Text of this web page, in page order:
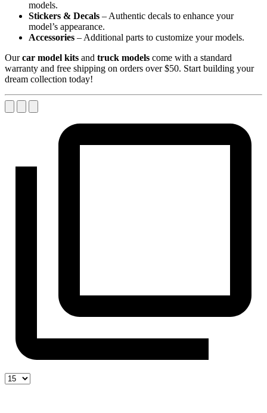
models.
Stickers & Decals – Authentic decals to enhance your
model’s appearance.
Accessories – Additional parts to customize your models.
Ourcar model kits and truck models come with a standard
warranty and free shipping on orders over $50. Start building your
dream collection today!